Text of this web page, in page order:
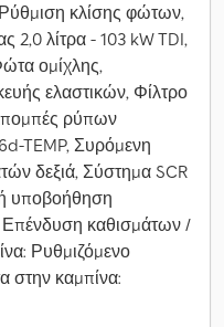
κλίσης φώτων,
2,0 λίτρα - 103 kW TDI,
ομίχλης,
ελαστικών, Φίλτρο
ρύπων
TEMP, Συρόμενη
δεξιά, Σύστημα SCR
υποβοήθηση
Επένδυση καθισμάτων /
Ρυθμιζόμενο
στην καμπίνα: